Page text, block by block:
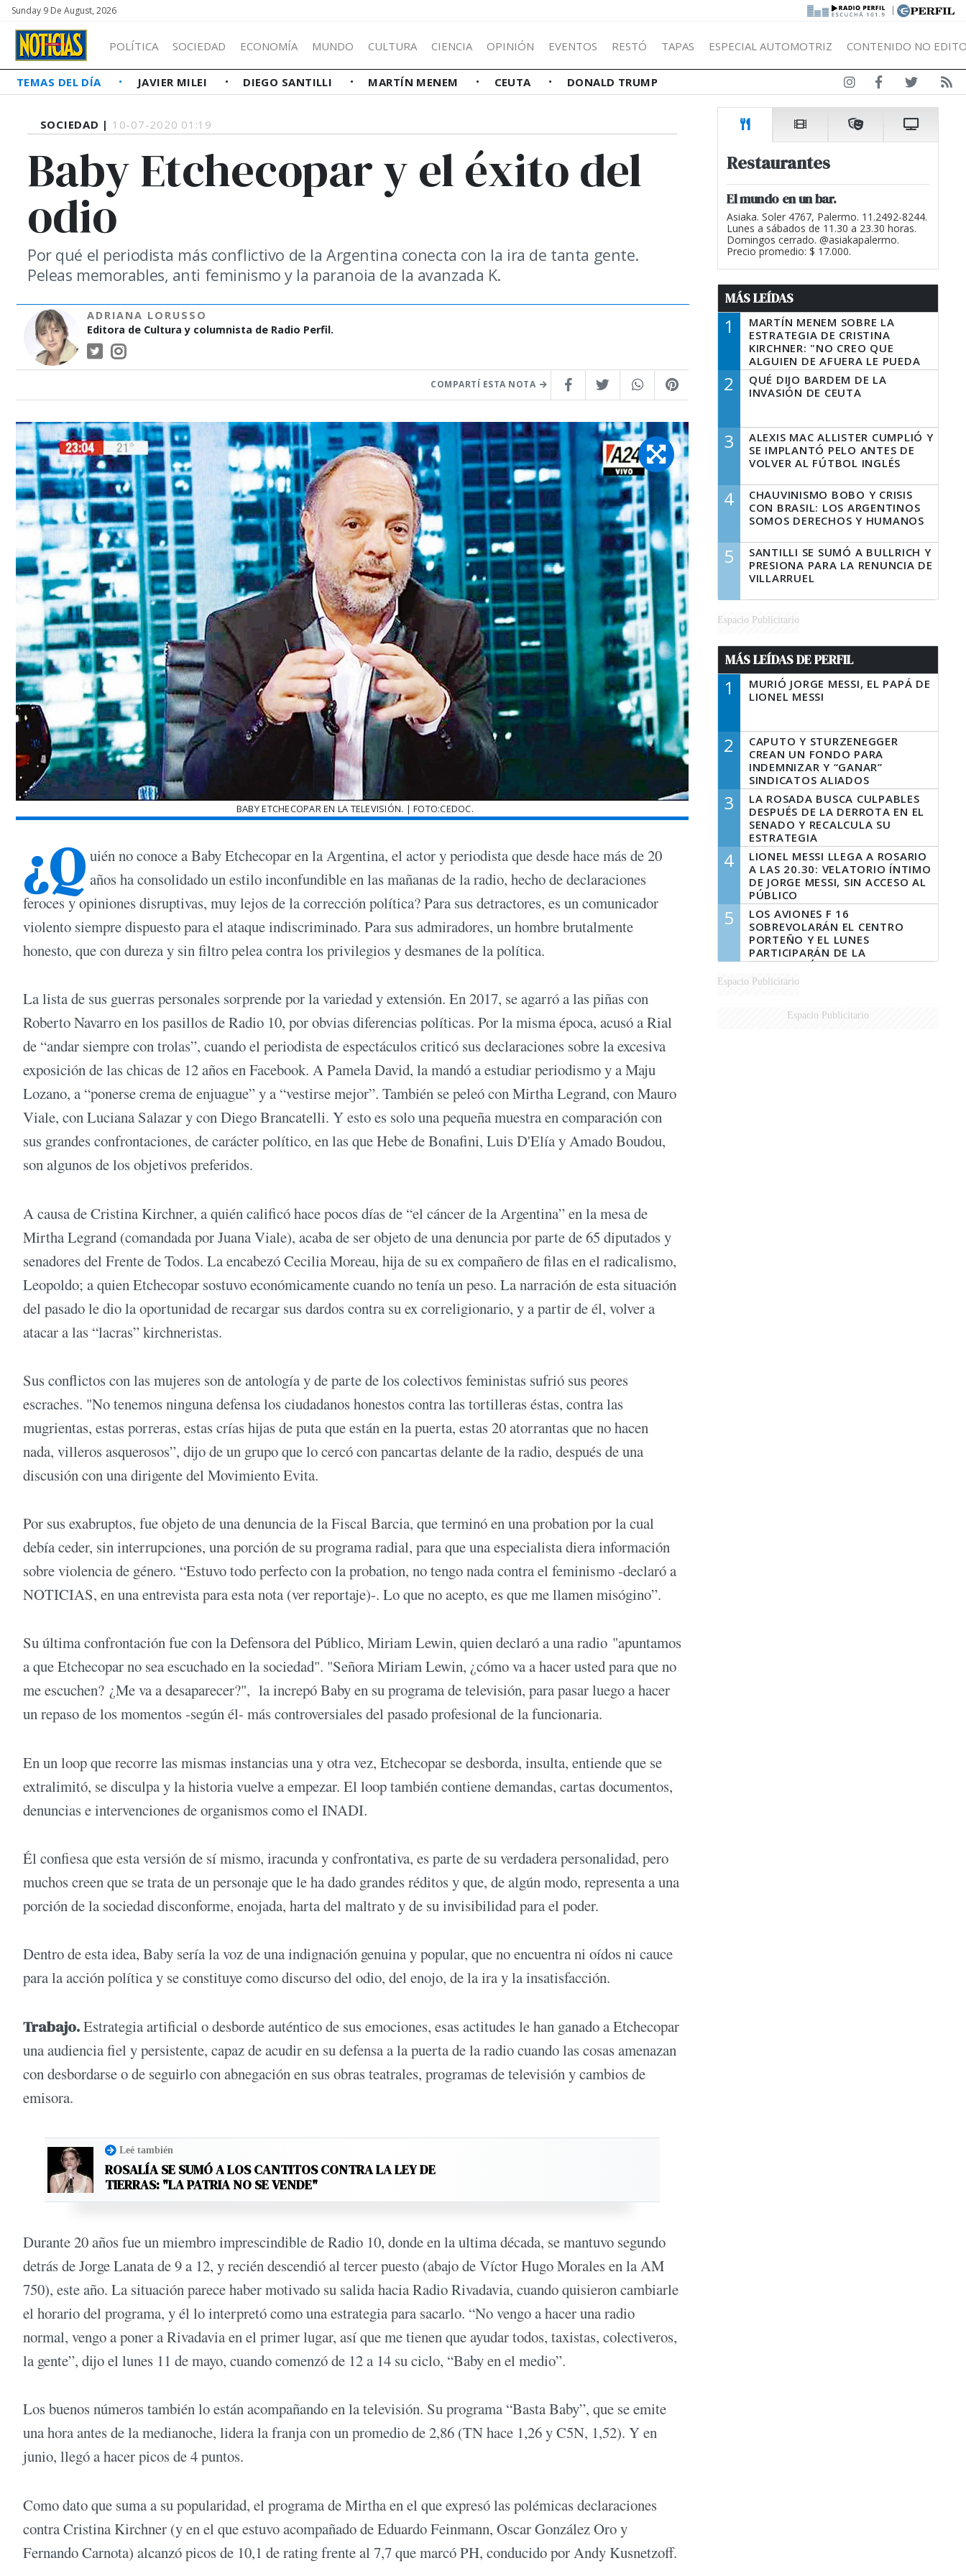
Sunday 9 De August, 2026 |
POLÍTICA SOCIEDAD ECONOMÍA MUNDO CULTURA CIENCIA OPINIÓN EVENTOS RESTÓ TAPAS ESPECIAL AUTOMOTRIZ CONTENIDO NO
TEMAS DEL DÍA JAVIER MILEI DIEGO SANTILLI MARTÍN MENEM CEUTA DONALD TRUMP
SOCIEDAD | 10-07-2020 01:19
Baby Etchecopar y el éxito del
odio
Por qué el periodista más conflictivo de la Argentina conecta con la ira de tanta gente.
Peleas memorables, anti feminismo y la paranoia de la avanzada K.
ADRIANA LORUSSO
Editora de Cultura y columnista de Radio Perfil.
COMPARTÍ ESTA NOTA
BABY ETCHECOPAR EN LA TELEVISIÓN. | FOTO:CEDOC.
¿Q uién no conoce a Baby Etchecopar en la Argentina, el actor y periodista que desde hace más de 20
años ha consolidado un estilo inconfundible en las mañanas de la radio, hecho de declaraciones
feroces y opiniones disruptivas, muy lejos de la corrección política? Para sus detractores, es un comunicador
violento siempre dispuesto para el ataque indiscriminado. Para sus admiradores, un hombre brutalmente
honesto, que con dureza y sin filtro pelea contra los privilegios y desmanes de la política.
La lista de sus guerras personales sorprende por la variedad y extensión. En 2017, se agarró a las piñas con
Roberto Navarro en los pasillos de Radio 10, por obvias diferencias políticas. Por la misma época, acusó a Rial
de “andar siempre con trolas”, cuando el periodista de espectáculos criticó sus declaraciones sobre la excesiva
exposición de las chicas de 12 años en Facebook. A Pamela David, la mandó a estudiar periodismo y a Maju
Lozano, a “ponerse crema de enjuague” y a “vestirse mejor”. También se peleó con Mirtha Legrand, con Mauro
Viale, con Luciana Salazar y con Diego Brancatelli. Y esto es solo una pequeña muestra en comparación con
sus grandes confrontaciones, de carácter político, en las que Hebe de Bonafini, Luis D'Elía y Amado Boudou,
son algunos de los objetivos preferidos.
A causa de Cristina Kirchner, a quién calificó hace pocos días de “el cáncer de la Argentina” en la mesa de
Mirtha Legrand (comandada por Juana Viale), acaba de ser objeto de una denuncia por parte de 65 diputados y
senadores del Frente de Todos. La encabezó Cecilia Moreau, hija de su ex compañero de filas en el radicalismo,
Leopoldo; a quien Etchecopar sostuvo económicamente cuando no tenía un peso. La narración de esta situación
del pasado le dio la oportunidad de recargar sus dardos contra su ex correligionario, y a partir de él, volver a
atacar a las “lacras” kirchneristas.
Sus conflictos con las mujeres son de antología y de parte de los colectivos feministas sufrió sus peores
escraches. "No tenemos ninguna defensa los ciudadanos honestos contra las tortilleras éstas, contra las
mugrientas, estas porreras, estas crías hijas de puta que están en la puerta, estas 20 atorrantas que no hacen
nada, villeros asquerosos”, dijo de un grupo que lo cercó con pancartas delante de la radio, después de una
discusión con una dirigente del Movimiento Evita.
Por sus exabruptos, fue objeto de una denuncia de la Fiscal Barcia, que terminó en una probation por la cual
debía ceder, sin interrupciones, una porción de su programa radial, para que una especialista diera información
sobre violencia de género. “Estuvo todo perfecto con la probation, no tengo nada contra el feminismo -declaró a
NOTICIAS, en una entrevista para esta nota (ver reportaje)-. Lo que no acepto, es que me llamen misógino”.
Su última confrontación fue con la Defensora del Público, Miriam Lewin, quien declaró a una radio "apuntamos
a que Etchecopar no sea escuchado en la sociedad". "Señora Miriam Lewin, ¿cómo va a hacer usted para que no
me escuchen? ¿Me va a desaparecer?", la increpó Baby en su programa de televisión, para pasar luego a hacer
un repaso de los momentos -según él- más controversiales del pasado profesional de la funcionaria.
En un loop que recorre las mismas instancias una y otra vez, Etchecopar se desborda, insulta, entiende que se
extralimitó, se disculpa y la historia vuelve a empezar. El loop también contiene demandas, cartas documentos,
denuncias e intervenciones de organismos como el INADI.
Él confiesa que esta versión de sí mismo, iracunda y confrontativa, es parte de su verdadera personalidad, pero
muchos creen que se trata de un personaje que le ha dado grandes réditos y que, de algún modo, representa a una
porción de la sociedad disconforme, enojada, harta del maltrato y de su invisibilidad para el poder.
Dentro de esta idea, Baby sería la voz de una indignación genuina y popular, que no encuentra ni oídos ni cauce
para la acción política y se constituye como discurso del odio, del enojo, de la ira y la insatisfacción.
Trabajo.Estrategia artificial o desborde auténtico de sus emociones, esas actitudes le han ganado a Etchecopar
una audiencia fiel y persistente, capaz de acudir en su defensa a la puerta de la radio cuando las cosas amenazan
con desbordarse o de seguirlo con abnegación en sus obras teatrales, programas de televisión y cambios de
emisora.
Leé también
ROSALÍA SE SUMÓ A LOS CANTITOS CONTRA LA LEY DE
TIERRAS: "LA PATRIA NO SE VENDE"
Durante 20 años fue un miembro imprescindible de Radio 10, donde en la ultima década, se mantuvo segundo
detrás de Jorge Lanata de 9 a 12, y recién descendió al tercer puesto (abajo de Víctor Hugo Morales en la AM
750), este año. La situación parece haber motivado su salida hacia Radio Rivadavia, cuando quisieron cambiarle
el horario del programa, y él lo interpretó como una estrategia para sacarlo. “No vengo a hacer una radio
normal, vengo a poner a Rivadavia en el primer lugar, así que me tienen que ayudar todos, taxistas, colectiveros,
la gente”, dijo el lunes 11 de mayo, cuando comenzó de 12 a 14 su ciclo, “Baby en el medio”.
Los buenos números también lo están acompañando en la televisión. Su programa “Basta Baby”, que se emite
una hora antes de la medianoche, lidera la franja con un promedio de 2,86 (TN hace 1,26 y C5N, 1,52). Y en
junio, llegó a hacer picos de 4 puntos.
Como dato que suma a su popularidad, el programa de Mirtha en el que expresó las polémicas declaraciones
contra Cristina Kirchner (y en el que estuvo acompañado de Eduardo Feinmann, Oscar González Oro y
Fernando Carnota) alcanzó picos de 10,1 de rating frente al 7,7 que marcó PH, conducido por Andy Kusnetzoff.
Restaurantes
El mundo en un bar.
Asiaka. Soler 4767, Palermo. 11.2492-8244.
Lunes a sábados de 11.30 a 23.30 horas.
Domingos cerrado. @asiakapalermo.
Precio promedio: $ 17.000.
MÁS LEÍDAS
1
MARTÍN MENEM SOBRE LA
ESTRATEGIA DE CRISTINA
KIRCHNER: "NO CREO QUE
ALGUIEN DE AFUERA LE PUEDA
DECIR A LA JUSTICIA LO QUE
TIENE QUE HACER"
2
QUÉ DIJO BARDEM DE LA
INVASIÓN DE CEUTA
3
ALEXIS MAC ALLISTER CUMPLIÓ Y
SE IMPLANTÓ PELO ANTES DE
VOLVER AL FÚTBOL INGLÉS
4
CHAUVINISMO BOBO Y CRISIS
CON BRASIL: LOS ARGENTINOS
SOMOS DERECHOS Y HUMANOS
5
SANTILLI SE SUMÓ A BULLRICH Y
PRESIONA PARA LA RENUNCIA DE
VILLARRUEL
Espacio Publicitario
MÁS LEÍDAS DE PERFIL
1
MURIÓ JORGE MESSI, EL PAPÁ DE
LIONEL MESSI
2
CAPUTO Y STURZENEGGER
CREAN UN FONDO PARA
INDEMNIZAR Y “GANAR”
SINDICATOS ALIADOS
3
LA ROSADA BUSCA CULPABLES
DESPUÉS DE LA DERROTA EN EL
SENADO Y RECALCULA SU
ESTRATEGIA
4
LIONEL MESSI LLEGA A ROSARIO
A LAS 20.30: VELATORIO ÍNTIMO
DE JORGE MESSI, SIN ACCESO AL
PÚBLICO
5
LOS AVIONES F 16
SOBREVOLARÁN EL CENTRO
PORTEÑO Y EL LUNES
PARTICIPARÁN DE LA
CELEBRACIÓN DE LA FUERZA
AÉREA
Espacio Publicitario
Espacio Publicitario